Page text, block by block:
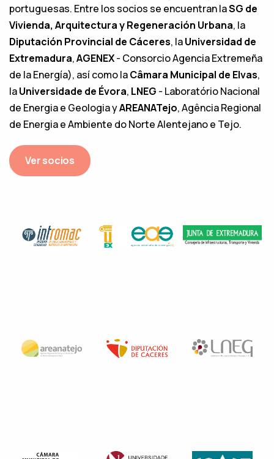
portuguesas. Entre los socios se encuentran laSG de
Vivienda, Arquitectura y Regeneración Urbana, la
Diputación Provincial de Cáceres, laUniversidad de
Extremadura,AGENEX- Consorcio Agencia Extremeña
de la Energía), así como laCâmara Municipal de Elvas,
laUniversidade de Évora, LNEG - Laboratório Nacional
de Energia e Geologia yAREANATejo, Agência Regional
de Energia e Ambiente do Norte Alentejano e Tejo.
Ver socios